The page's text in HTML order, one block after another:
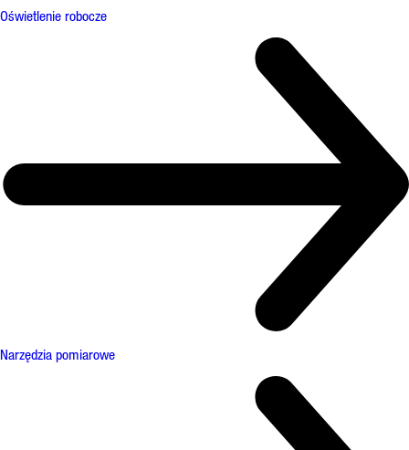
Oświetlenie robocze
Narzędzia pomiarowe